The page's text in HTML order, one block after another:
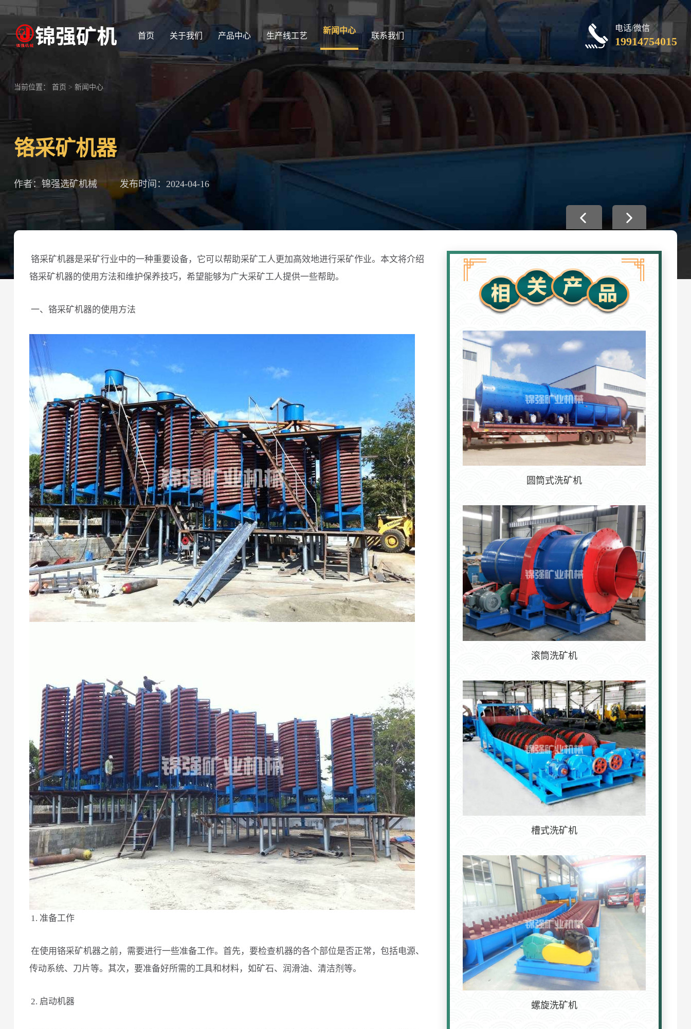
首页 关于我们 产品中心 生产线工艺
新闻中心
联系我们
电话/微信
19914754015
当前位置： 首页 > 新闻中心
铬采矿机器
作者：锦强选矿机械 发布时间：2024-04-16
铬采矿机器是采矿行业中的一种重要设备，它可以帮助采矿工人更加高效地进行采矿作业。本文将介绍
铬采矿机器的使用方法和维护保养技巧，希望能够为广大采矿工人提供一些帮助。
一、铬采矿机器的使用方法
1. 准备工作
在使用铬采矿机器之前，需要进行一些准备工作。首先，要检查机器的各个部位是否正常，包括电源、
传动系统、刀片等。其次，要准备好所需的工具和材料，如矿石、润滑油、清洁剂等。
2. 启动机器
圆筒式洗矿机
滚筒洗矿机
槽式洗矿机
螺旋洗矿机